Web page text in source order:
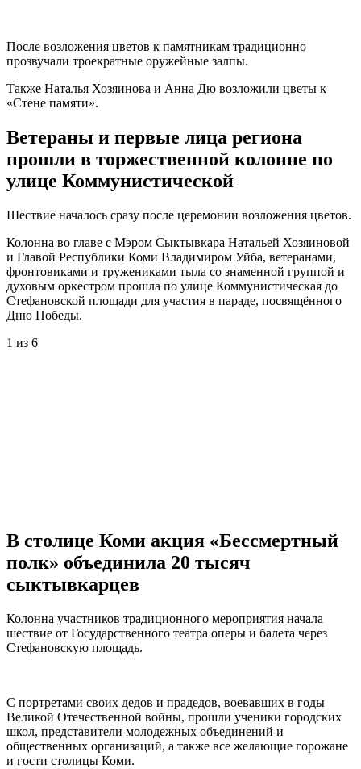
После возложения цветов к памятникам традиционно
прозвучали троекратные оружейные залпы.
Также Наталья Хозяинова и Анна Дю возложили цветы к
«Стене памяти».
Ветераны и первые лица региона
прошли в торжественной колонне по
улице Коммунистической
Шествие началось сразу после церемонии возложения цветов.
Колонна во главе с Мэром Сыктывкара Натальей Хозяиновой
и Главой Республики Коми Владимиром Уйба, ветеранами,
фронтовиками и тружениками тыла со знаменной группой и
духовым оркестром прошла по улице Коммунистическая до
Стефановской площади для участия в параде, посвящённого
Дню Победы.
1 из 6
В столице Коми акция «Бессмертный
полк» объединила 20 тысяч
сыктывкарцев
Колонна участников традиционного мероприятия начала
шествие от Государственного театра оперы и балета через
Стефановскую площадь.
С портретами своих дедов и прадедов, воевавших в годы
Великой Отечественной войны, прошли ученики городских
школ, представители молодежных объединений и
общественных организаций, а также все желающие горожане
и гости столицы Коми.